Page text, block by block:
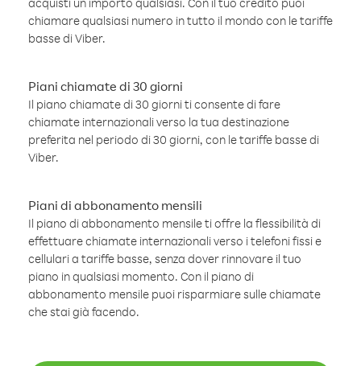
chiamare qualsiasi numero in tutto il mondo con le tariffe
basse di Viber.
Piani chiamate di 30 giorni
Il piano chiamate di 30 giorni ti consente di fare
chiamate internazionali verso la tua destinazione
preferita nel periodo di 30 giorni, con le tariffe basse di
Viber.
Piani di abbonamento mensili
Il piano di abbonamento mensile ti offre la flessibilità di
effettuare chiamate internazionali verso i telefoni fissi e
cellulari a tariffe basse, senza dover rinnovare il tuo
piano in qualsiasi momento. Con il piano di
abbonamento mensile puoi risparmiare sulle chiamate
che stai già facendo.